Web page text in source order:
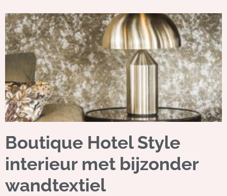
Boutique Hotel Style
interieur met bijzonder
wandtextiel